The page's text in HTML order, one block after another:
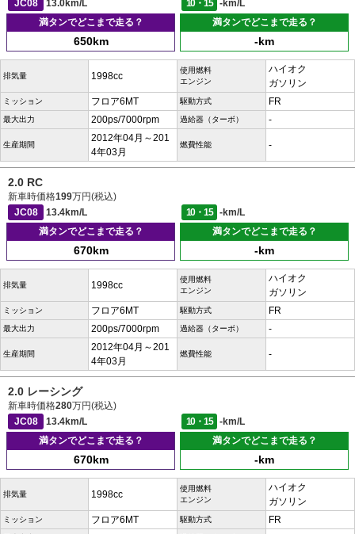
JC08
13.0km/L 10・15
-km/L
満タンでどこまで走る？
650km
満タンでどこまで走る？
-km
排気量 1998cc
使用燃料
エンジン
ハイオク
ガソリン
ミッション フロア6MT 駆動方式 FR
最大出力 200ps/7000rpm 過給器（ターボ） -
生産期間
2012年04月～201
4年03月
燃費性能 -
2.0 RC
新車時価格199万円(税込)
JC08
13.4km/L 10・15
-km/L
満タンでどこまで走る？
670km
満タンでどこまで走る？
-km
排気量 1998cc
使用燃料
エンジン
ハイオク
ガソリン
ミッション フロア6MT 駆動方式 FR
最大出力 200ps/7000rpm 過給器（ターボ） -
生産期間
2012年04月～201
4年03月
燃費性能 -
2.0 レーシング
新車時価格280万円(税込)
JC08
13.4km/L 10・15
-km/L
満タンでどこまで走る？
670km
満タンでどこまで走る？
-km
排気量 1998cc
使用燃料
エンジン
ハイオク
ガソリン
ミッション フロア6MT 駆動方式 FR